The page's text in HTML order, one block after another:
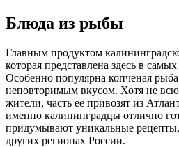
Блюда из рыбы
Главным продуктом
которая представлена здесь в
Особенно популярна копченая
неповторимым вкусом. Хотя не
жители, часть ее привозят из
именно калининградцы отлично
придумывают уникальные
других регионах России.